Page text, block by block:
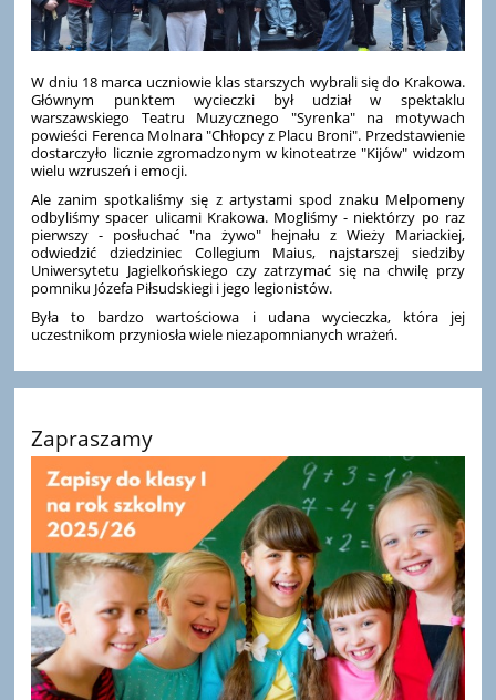
W dniu 18 marca uczniowie klas starszych wybrali się do Krakowa.
Głównym punktem wycieczki był udział w spektaklu
warszawskiego Teatru Muzycznego "Syrenka" na motywach
powieści Ferenca Molnara "Chłopcy z Placu Broni". Przedstawienie
dostarczyło licznie zgromadzonym w kinoteatrze "Kijów" widzom
wielu wzruszeń i emocji.
Ale zanim spotkaliśmy się z artystami spod znaku Melpomeny
odbyliśmy spacer ulicami Krakowa. Mogliśmy - niektórzy po raz
pierwszy - posłuchać "na żywo" hejnału z Wieży Mariackiej,
odwiedzić dziedziniec Collegium Maius, najstarszej siedziby
Uniwersytetu Jagielkońskiego czy zatrzymać się na chwilę przy
pomniku Józefa Piłsudskiegi i jego legionistów.
Była to bardzo wartościowa i udana wycieczka, która jej
uczestnikom przyniosła wiele niezapomnianych wrażeń.
Zapraszamy